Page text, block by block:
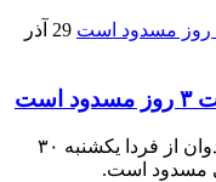
29 آذر
رئیس پلیس راه مازندران گفت: محور کندوان از فردا یکشنبه ۳۰
مسدود است.